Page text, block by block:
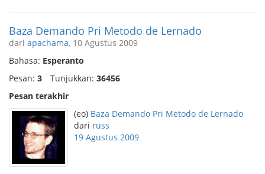
Baza Demando Pri Metodo de Lernado
dari apachama, 10 Agustus 2009
Bahasa: Esperanto
Pesan: 3 Tunjukkan: 36456
Pesan terakhir
(eo) Baza Demando Pri Metodo de Lernado
dari russ
19 Agustus 2009